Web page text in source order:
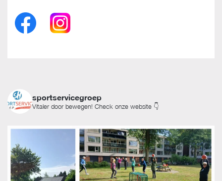
sportservicegroep
Vitaler door bewegen! Check onze website 👇